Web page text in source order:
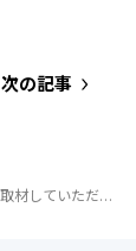
次の記事
BloombergでCEO・端羽に取材していただきました